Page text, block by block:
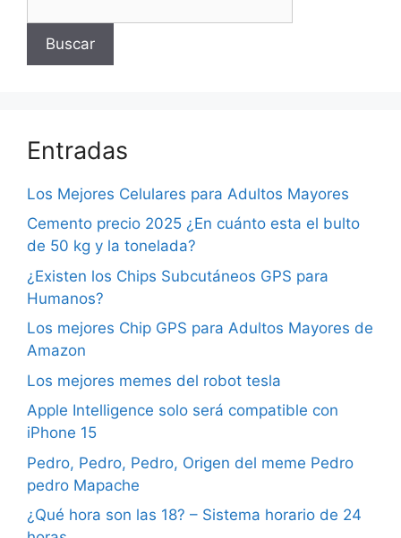
Buscar
Entradas
Los Mejores Celulares para Adultos Mayores
Cemento precio 2025 ¿En cuánto esta el bulto
de 50 kg y la tonelada?
¿Existen los Chips Subcutáneos GPS para
Humanos?
Los mejores Chip GPS para Adultos Mayores de
Amazon
Los mejores memes del robot tesla
Apple Intelligence solo será compatible con
iPhone 15
Pedro, Pedro, Pedro, Origen del meme Pedro
pedro Mapache
¿Qué hora son las 18? – Sistema horario de 24